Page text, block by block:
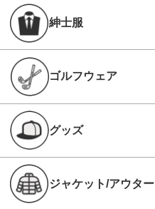
紳士服
ゴルフウェア
グッズ
ジャケット/アウター